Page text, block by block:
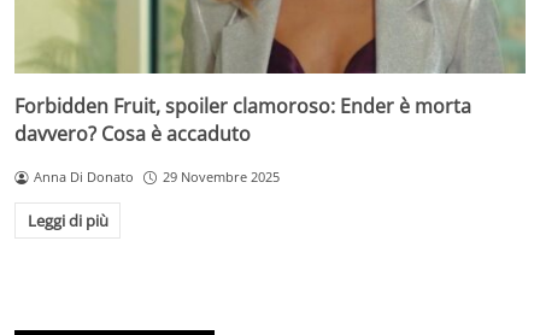
Forbidden Fruit, spoiler clamoroso: Ender è morta
davvero? Cosa è accaduto
Anna Di Donato 29 Novembre 2025
Leggi di più